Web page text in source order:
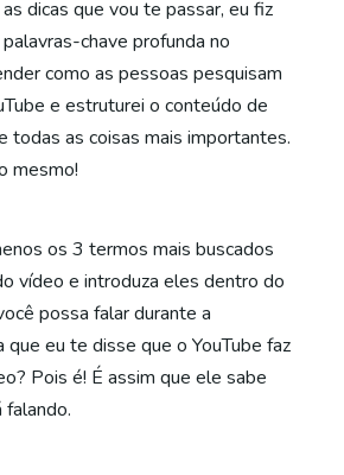
dicas que vou te passar, eu fiz
chave profunda no
como as pessoas pesquisam
e estruturei o conteúdo de
todas as coisas mais importantes.
mesmo!
os 3 termos mais buscados
vídeo e introduza eles dentro do
possa falar durante a
que eu te disse que o YouTube faz
Pois é! É assim que ele sabe